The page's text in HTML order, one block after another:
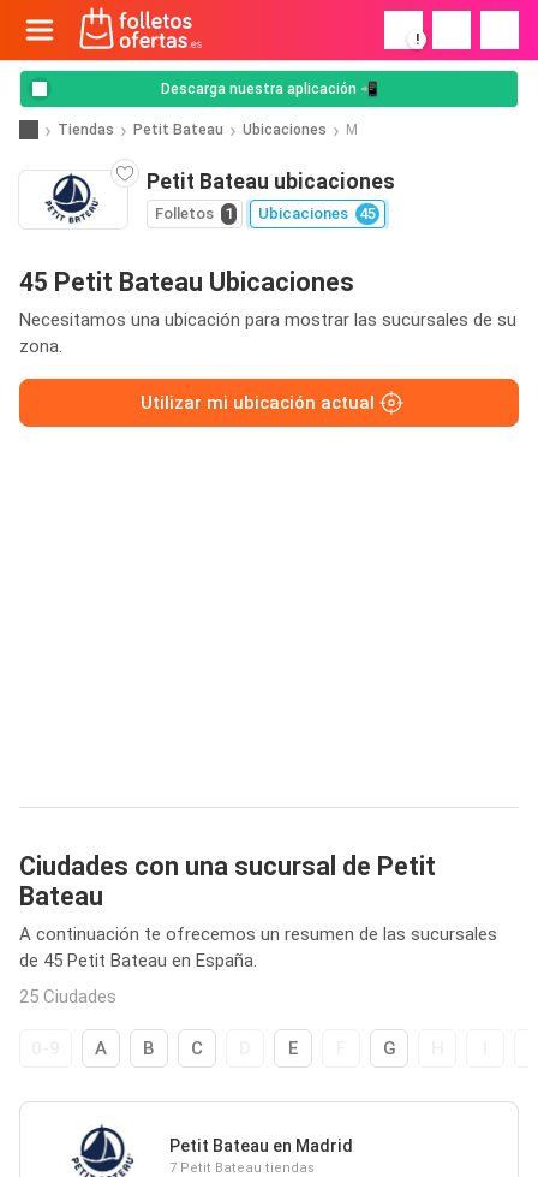
!
Descarga nuestra aplicación 📲
Tiendas Petit Bateau Ubicaciones M
Petit Bateau ubicaciones
Folletos 1 Ubicaciones 45
45 Petit Bateau Ubicaciones
Necesitamos una ubicación para mostrar las sucursales de su
zona.
Utilizar mi ubicación actual
Ciudades con una sucursal de Petit
Bateau
A continuación te ofrecemos un resumen de las sucursales
de 45 Petit Bateau en España.
25 Ciudades
A B C E G
Petit Bateau en Madrid
7 Petit Bateau tiendas